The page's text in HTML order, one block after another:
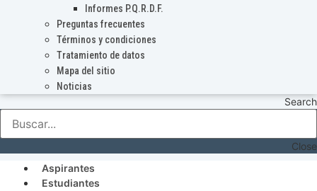
Informes P.Q.R.D.F.
Preguntas frecuentes
Términos y condiciones
Tratamiento de datos
Mapa del sitio
Noticias
Search
Close
Aspirantes
Estudiantes